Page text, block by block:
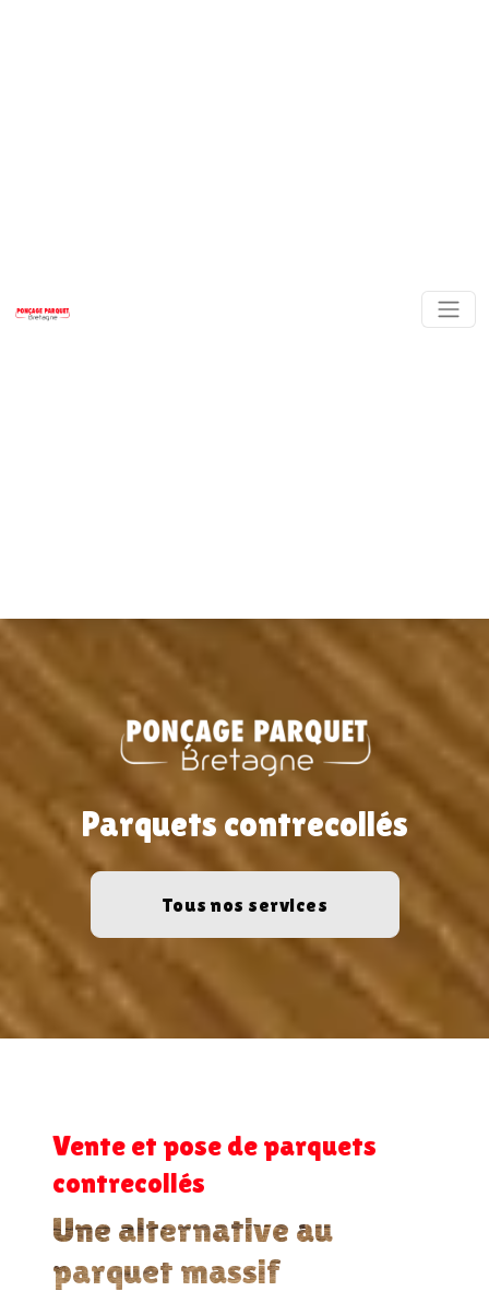
Parquets contrecollés
Tous nos services
Vente et pose de parquets
contrecollés
Une alternative au
parquet massif